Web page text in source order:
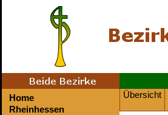
Home
Rheinhessen
Übersicht